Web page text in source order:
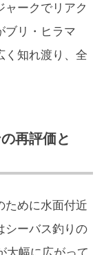
ャークでリアク
ブリ・ヒラマ
く知れ渡り、全
再評価と
ために水面付近
シーバス釣りの